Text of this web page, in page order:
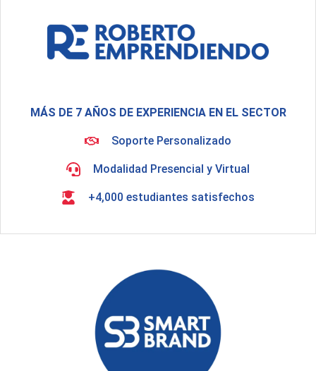
MÁS DE 7 AÑOS DE EXPERIENCIA EN EL SECTOR
Soporte Personalizado
Modalidad Presencial y Virtual
+4,000 estudiantes satisfechos